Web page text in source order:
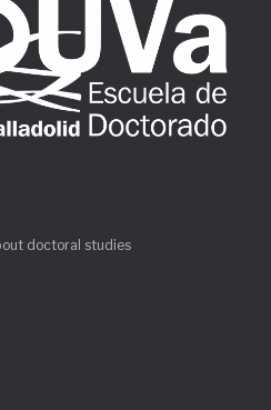
doctoral studies